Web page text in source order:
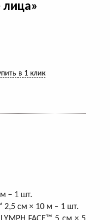
лица»
в 1 клик
– 1 шт.
2,5 см × 10 м – 1 шт.